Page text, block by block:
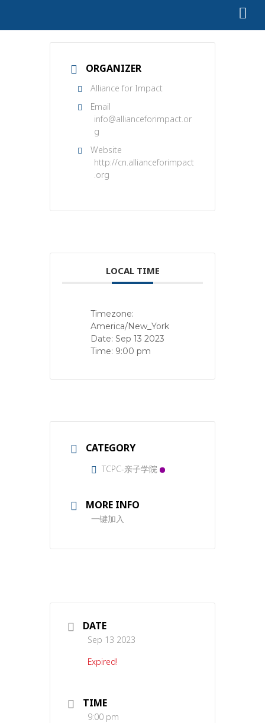
ORGANIZER
Alliance for Impact
Email
info@allianceforimpact.or
g
Website
http://cn.allianceforimpact
.org
LOCAL TIME
Timezone:
America/New_York
Date: Sep 13 2023
Time: 9:00 pm
CATEGORY
TCPC-亲子学院
MORE INFO
一键加入
DATE
Sep 13 2023
Expired!
TIME
9:00 pm